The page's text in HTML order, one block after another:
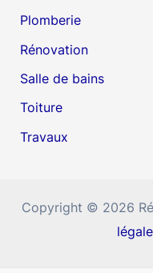
Plomberie
Rénovation
Salle de bains
Toiture
Travaux
Copyright © 2026